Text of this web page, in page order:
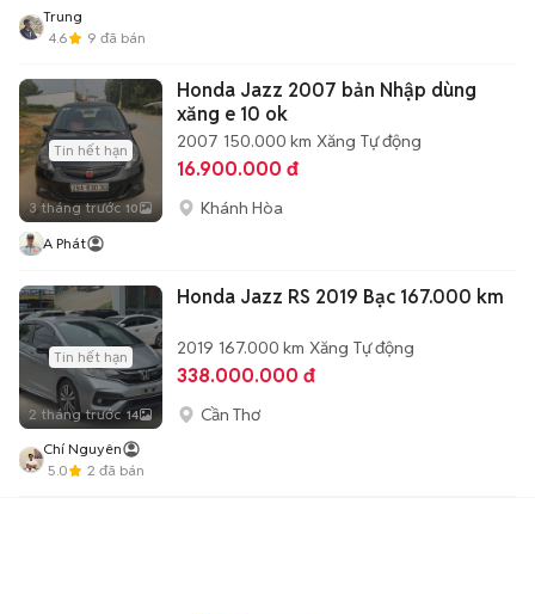
Trung
4.6
9 đã bán
Tin hết hạn
3 tháng trước 10
Honda Jazz 2007 bản Nhập dùng
xăng e 10 ok
2007 150.000 km Xăng Tự động
16.900.000 đ
Khánh Hòa
A Phát
Tin hết hạn
2 tháng trước 14
Honda Jazz RS 2019 Bạc 167.000 km
2019 167.000 km Xăng Tự động
338.000.000 đ
Cần Thơ
Chí Nguyên
5.0
2 đã bán